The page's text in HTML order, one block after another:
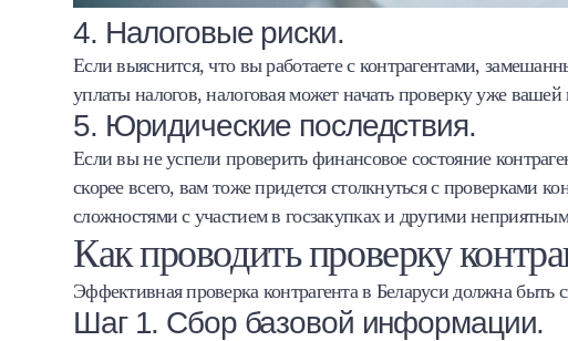
4. Налоговые риски.
Если выяснится, что вы работаете с контрагентами,
уплаты налогов, налоговая может начать проверку уже
5. Юридические последствия.
Если вы не успели проверить финансовое состояние
скорее всего, вам тоже придется столкнуться с проверками
сложностями с участием в госзакупках и другими
Как проводить проверку
Эффективная проверка контрагента в Беларуси должна
Шаг 1. Сбор базовой информации.